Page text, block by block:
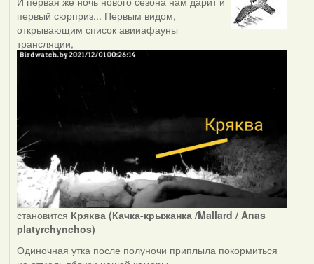
первый сюрприз... Первым видом,
открывающим список авииафауны
трансляции,
становится Кряква (Качка-крыжанка /Mallard / Anas
platyrchynchos)
Одиночная утка после полуночи приплыла покормиться